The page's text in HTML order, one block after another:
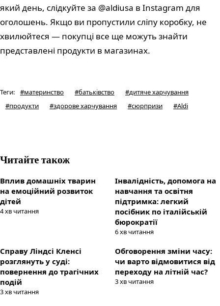
який день, слідкуйте за @aldiusa в Instagram для
оголошень. Якщо ви пропустили сліпу коробку, не
хвилюйтеся — покупці все ще можуть знайти
представлені продукти в магазинах.
Теги: #материнство #батьківство #дитяче харчування
#продукти #здорове харчування #сюрпризи #Aldi
Читайте також
Вплив домашніх тварин
на емоційний розвиток
дітей
4хв читання
Інвалідність, допомога на
навчання та освітня
підтримка: легкий
посібник по італійській
бюрократії
6хв читання
Справу Ліндсі Кленсі
розглянуть у суді:
повернення до трагічних
подій
3хв читання
Обговорення зміни часу:
чи варто відмовитися від
переходу на літній час?
3хв читання